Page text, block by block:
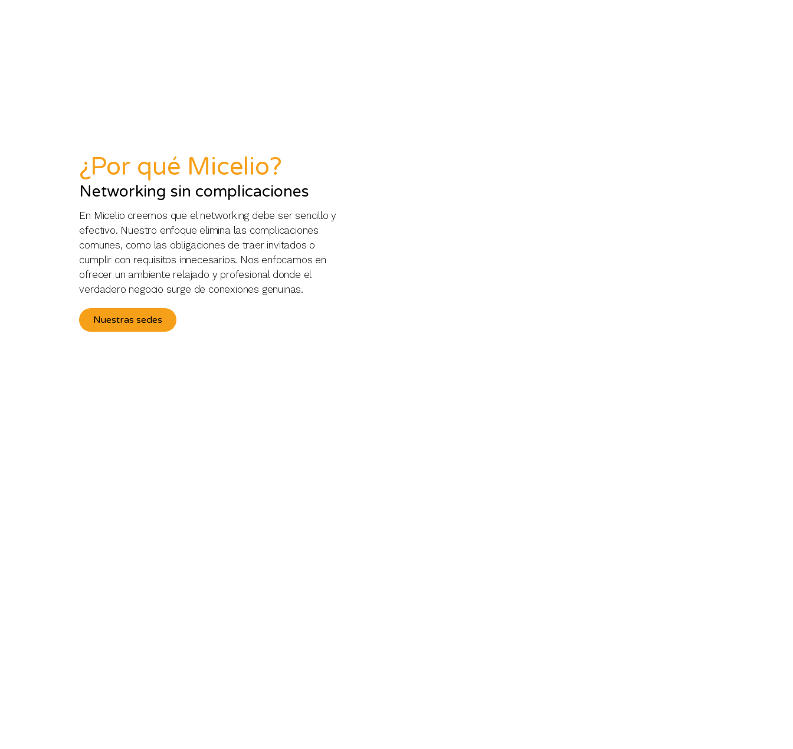
¿Por qué Micelio?
Networking sin complicaciones
En Micelio creemos que el networking debe ser sencillo y
efectivo. Nuestro enfoque elimina las complicaciones
comunes, como las obligaciones de traer invitados o
cumplir con requisitos innecesarios. Nos enfocamos en
ofrecer un ambiente relajado y profesional donde el
verdadero negocio surge de conexiones genuinas.
Nuestras sedes